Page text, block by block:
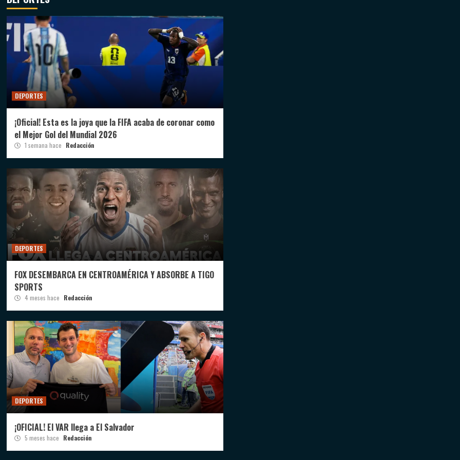
DEPORTES
¡Oficial! Esta es la joya que la FIFA acaba de coronar como
el Mejor Gol del Mundial 2026
1 semana hace Redacción
DEPORTES
FOX DESEMBARCA EN CENTROAMÉRICA Y ABSORBE A TIGO
SPORTS
4 meses hace Redacción
DEPORTES
¡OFICIAL! El VAR llega a El Salvador
5 meses hace Redacción